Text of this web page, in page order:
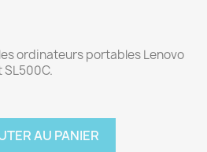
ordinateurs portables Lenovo
SL500C.
AU PANIER